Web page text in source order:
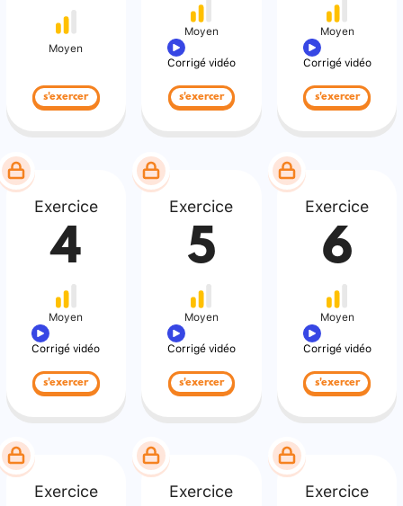
Moyen
s'exercer
Moyen
Corrigé vidéo
s'exercer
Moyen
Corrigé vidéo
s'exercer
Exercice
4
Moyen
Corrigé vidéo
s'exercer
Exercice
5
Moyen
Corrigé vidéo
s'exercer
Exercice
6
Moyen
Corrigé vidéo
s'exercer
Exercice Exercice Exercice